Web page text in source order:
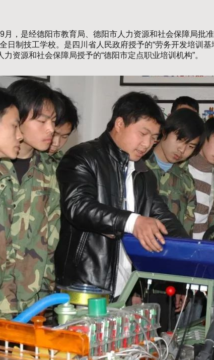
，是经德阳市教育局、德阳市人力资源和社会保障局批
制技工学校。是四川省人民政府授予的“劳务开发培训
资源和社会保障局授予的“德阳市定点职业培训机构”。